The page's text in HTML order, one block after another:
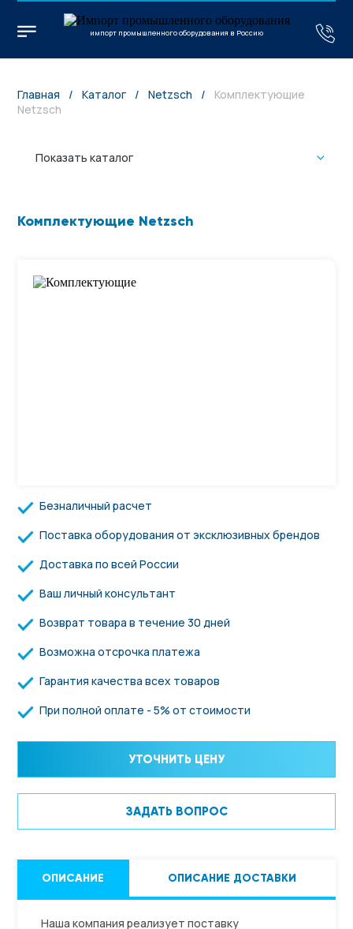
импорт промышленного оборудования в Россию
Главная / Каталог / Netzsch /
Комплектующие
Netzsch
Показать каталог
Комплектующие Netzsch
Безналичный расчет
Поставка оборудования от эксклюзивных брендов
Доставка по всей России
Ваш личный консультант
Возврат товара в течение 30 дней
Возможна отсрочка платежа
Гарантия качества всех товаров
При полной оплате - 5% от стоимости
УТОЧНИТЬ ЦЕНУ
ЗАДАТЬ ВОПРОС
ОПИСАНИЕ ОПИСАНИЕ ДОСТАВКИ
Наша компания реализует поставку